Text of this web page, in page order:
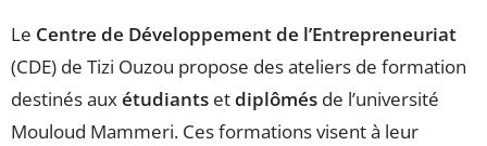
Le Centre de Développement de l’Entrepreneuriat
(CDE) de Tizi Ouzou propose des ateliers de formation
destinés auxétudiants etdiplômés de l’université
Mouloud Mammeri. Ces formations visent à leur